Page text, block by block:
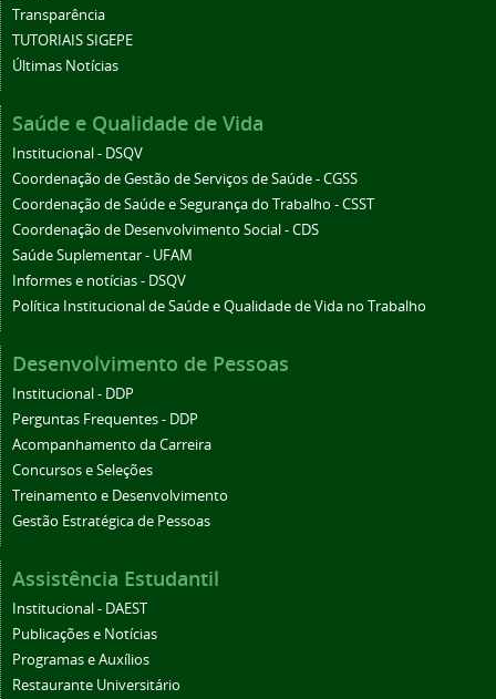
Transparência
TUTORIAIS SIGEPE
Últimas Notícias
Saúde e Qualidade de Vida
Institucional - DSQV
Coordenação de Gestão de Serviços de Saúde - CGSS
Coordenação de Saúde e Segurança do Trabalho - CSST
Coordenação de Desenvolvimento Social - CDS
Saúde Suplementar - UFAM
Informes e notícias - DSQV
Política Institucional de Saúde e Qualidade de Vida no Trabalho
Desenvolvimento de Pessoas
Institucional - DDP
Perguntas Frequentes - DDP
Acompanhamento da Carreira
Concursos e Seleções
Treinamento e Desenvolvimento
Gestão Estratégica de Pessoas
Assistência Estudantil
Institucional - DAEST
Publicações e Notícias
Programas e Auxílios
Restaurante Universitário